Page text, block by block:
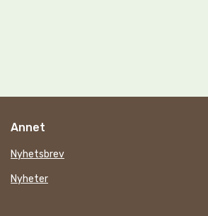
Annet
Nyhetsbrev
Nyheter